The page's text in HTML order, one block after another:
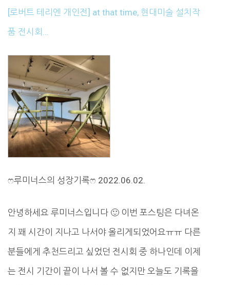
[로버트 테리엔 개인전] at that time, 현대미술 설치작
품 전시회…
ෆ루미너스의 성장기록ෆ 2022.06.02.
안녕하세요 루미너스입니다 🙂 이번 포스팅은 다녀온
지 꽤 시간이 지나고 나서야 올리게되었어요ㅠㅠ 다른
분들에게 추천드리고 싶었던 전시회 중 하나인데 이제
는 전시 기간이 끝이 나서 볼 수 없지만 오늘도 기록을